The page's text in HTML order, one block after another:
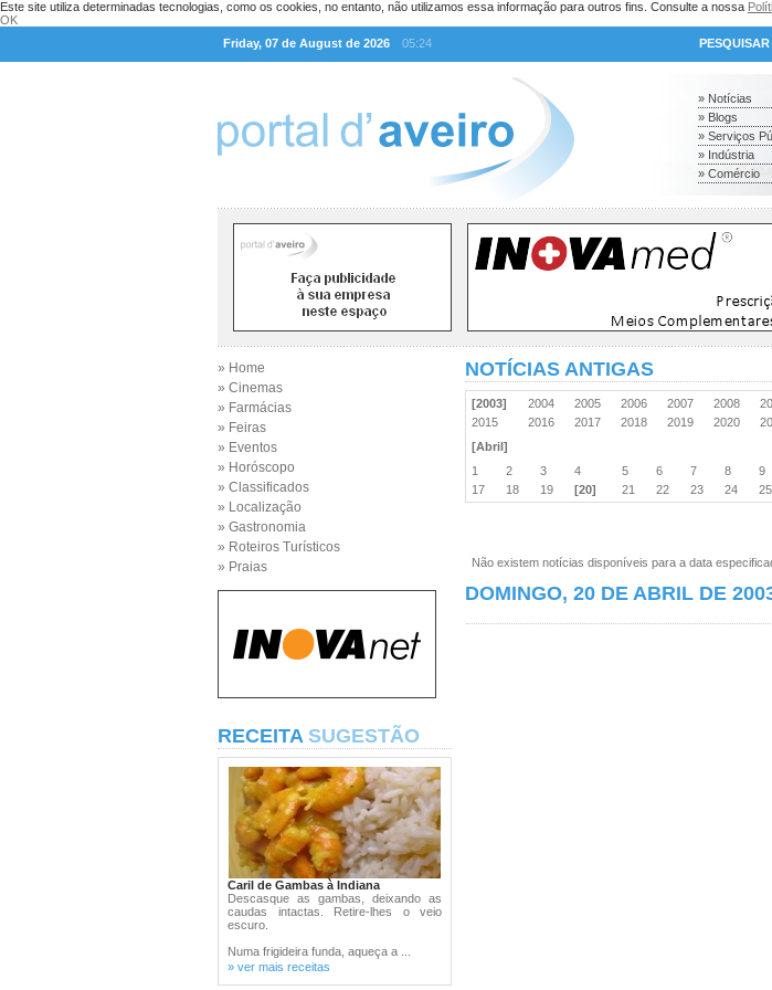
Este site utiliza determinadas tecnologias, como os cookies, no entanto, não utilizamos essa informação para outros fins. Consulte a nossa
OK
Friday, 07 de August de 2026
05:24 PESQUISAR
» Notícias
» Blogs
» Serviços
» Indústria
» Comércio
» Home
» Cinemas
» Farmácias
» Feiras
» Eventos
» Horóscopo
» Classificados
» Localização
» Gastronomia
» Roteiros Turísticos
» Praias
RECEITA SUGESTÃO
Caril de Gambas à Indiana
Descasque as gambas, deixando as
caudas intactas. Retire-lhes o veio
escuro.
Numa frigideira funda, aqueça a ...
» ver mais receitas
NOTÍCIAS ANTIGAS
[2003] 2004 2005 2006 2007 2008
2015
2016 2017 2018 2019 2020
[Abril]
1
2 3 4 5 6 7 8 9
17
18 19 [20] 21 22 23 24 25
Não existem notícias disponíveis para a data
DOMINGO, 20 DE ABRIL DE